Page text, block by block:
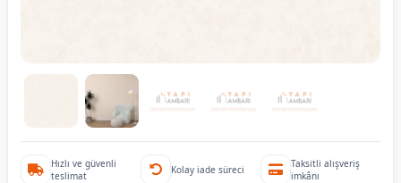
Hızlı ve güvenli
teslimat
Kolay iade süreci
Taksitli alışveriş
imkânı